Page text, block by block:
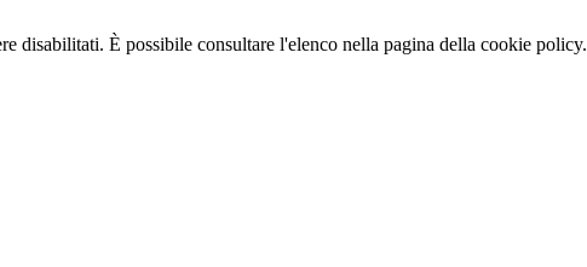
disabilitati. È possibile consultare l'elenco nella pagina della cookie policy.